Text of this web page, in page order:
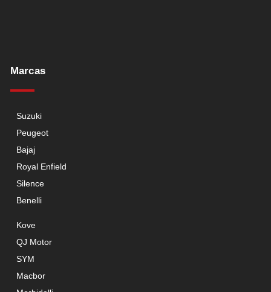
Marcas
Suzuki
Peugeot
Bajaj
Royal Enfield
Silence
Benelli
Kove
QJ Motor
SYM
Macbor